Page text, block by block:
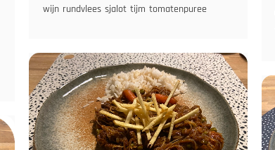
wijn rundvlees sjalot tijm tomatenpuree